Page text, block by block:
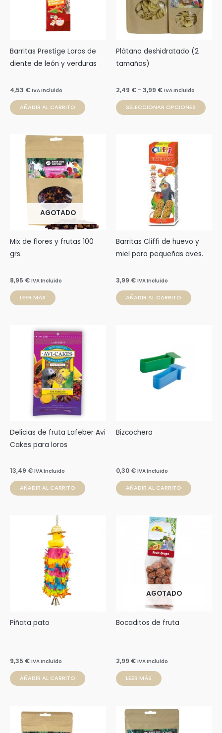
Barritas Prestige Loros de
diente de león y verduras
4,53 € IVA Incluido
AÑADIR AL CARRITO
Plátano deshidratado (2
tamaños)
2,49 € - 3,99 € IVA Incluido
SELECCIONAR OPCIONES
de
AGOTADO
Mix de flores y frutas 100
grs.
8,95 € IVA Incluido
LEER MÁS
Barritas Cliffi de huevo y
miel para pequeñas aves.
3,99 € IVA Incluido
AÑADIR AL CARRITO
Delicias de fruta Lafeber Avi
Cakes para loros
13,49 € IVA Incluido
AÑADIR AL CARRITO
Bizcochera
0,30 € IVA Incluido
AÑADIR AL CARRITO
Piñata pato
9,35 € IVA Incluido
AÑADIR AL CARRITO
AGOTADO
Bocaditos de fruta
2,99 € IVA Incluido
LEER MÁS
de
precios:
producto
Rango